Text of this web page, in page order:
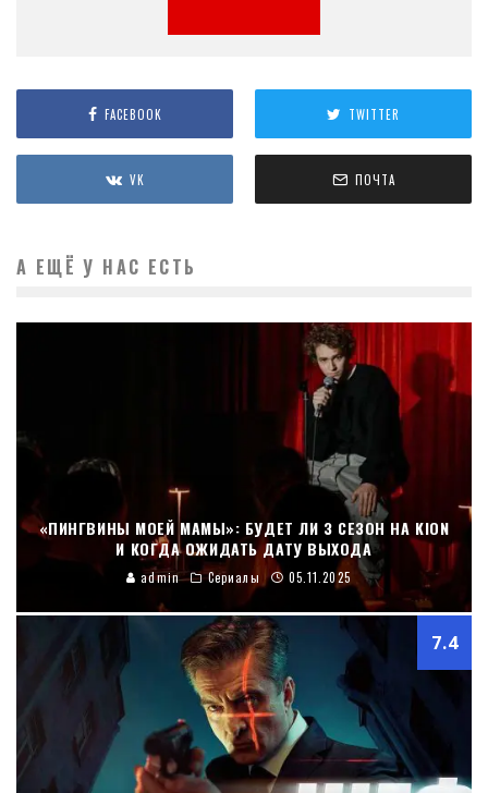
FACEBOOK TWITTER
VK ПОЧТА
А ЕЩЁ У НАС ЕСТЬ
«ПИНГВИНЫ МОЕЙ МАМЫ»: БУДЕТ ЛИ 3 СЕЗОН НА KION
И КОГДА ОЖИДАТЬ ДАТУ ВЫХОДА
admin Сериалы 05.11.2025
7.4